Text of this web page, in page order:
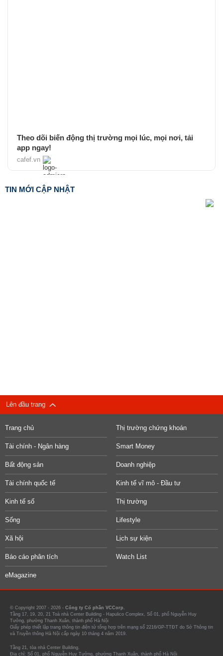
Theo dõi biến động thị trường mọi lúc, mọi nơi, tải
app ngay!
cafef.vn
TIN MỚI CẬP NHẬT
Lên đầu trang
Trang chủ Thị trường chứng khoán
Tài chính - Ngân hàng Smart Money
Bất động sản Doanh nghiệp
Tài chính quốc tế Kinh tế vĩ mô - Đầu tư
Kinh tế số Thị trường
Sống Lifestyle
Xã hội Lịch sự kiện
Báo cáo phân tích Watch List
eMagazine
© Copyright 2007 - 2026 - Công ty Cổ phần VCCorp.
Tầng 17, 19, 20, 21 Toà nhà Center Building - Hapulico Complex, Số 01, phố Nguyễn Huy
Tưởng, phường Thanh Xuân, thành phố Hà Nội
Giấy phép thiết lập trang thông tin điện tử tổng hợp trên mạng số 2216/GP-TTĐT do Sở Thông tin
và Truyền thông Hà Nội cấp ngày 10 tháng 4 năm 2019.
Tầng 21, tòa nhà Center Building.
Địa chỉ: Số 01, phố Nguyễn Huy Tưởng, phường Thanh Xuân, thành phố Hà Nội